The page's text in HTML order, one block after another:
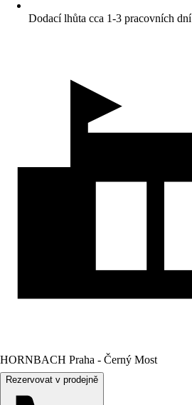
Dodací lhůta cca 1-3 pracovních dní
HORNBACH Praha - Černý Most
Rezervovat v prodejně